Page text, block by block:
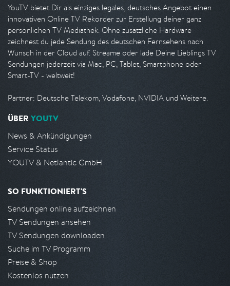
YouTV bietet Dir als einziges legales, deutsches Angebot einen
innovativen Online TV Rekorder zur Erstellung deiner ganz
persönlichen TV Mediathek. Ohne zusätzliche Hardware
zeichnest du jede Sendung des deutschen Fernsehens nach
Wunsch in der Cloud auf. Streame oder lade Deine Lieblings TV
Sendungen jederzeit via Mac, PC, Tablet, Smartphone oder
Smart-TV - weltweit!
Partner: Deutsche Telekom, Vodafone, NVIDIA und Weitere.
ÜBER YOUTV
News & Ankündigungen
Service Status
YOUTV & Netlantic GmbH
SO FUNKTIONIERT'S
Sendungen online aufzeichnen
TV Sendungen ansehen
TV Sendungen downloaden
Suche im TV Programm
Preise & Shop
Kostenlos nutzen